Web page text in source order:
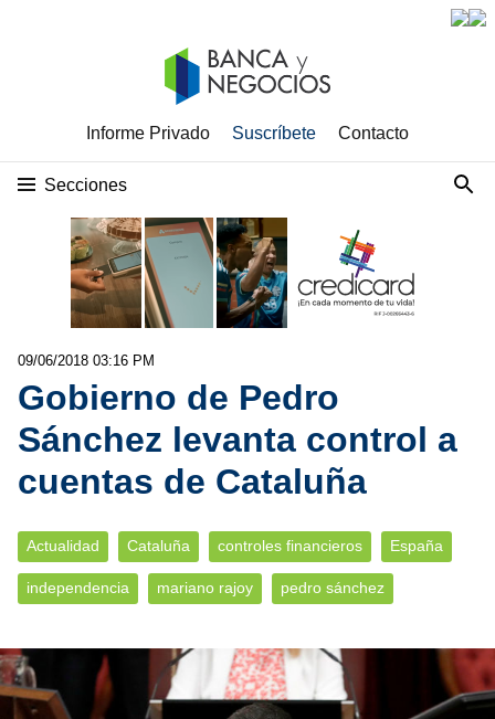
Informe Privado Suscríbete Contacto
Secciones
09/06/2018 03:16 PM
Gobierno de Pedro
Sánchez levanta control a
cuentas de Cataluña
Actualidad Cataluña controles financieros España
independencia mariano rajoy pedro sánchez